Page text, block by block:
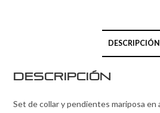
DESCRIPCIÓN
Descripción
Set de collar y pendientes mariposa en